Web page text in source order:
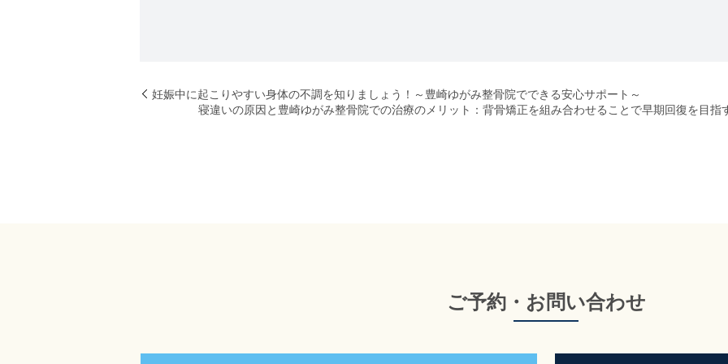
妊娠中に起こりやすい身体の不調を知りましょう！～豊崎ゆがみ整骨院でできる安心サポート～
寝違いの原因と豊崎ゆがみ整骨院での治療のメリット：背骨矯正を組み合わせることで早期回復を目指
ご予約・お問い合わせ